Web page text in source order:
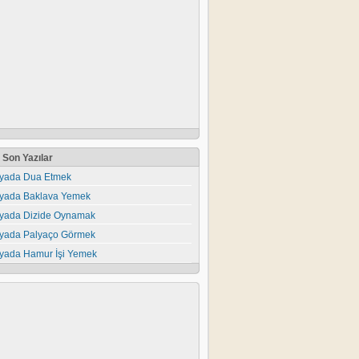
Son Yazılar
Dua Etmek
Baklava Yemek
Dizide Oynamak
Palyaço Görmek
Hamur İşi Yemek